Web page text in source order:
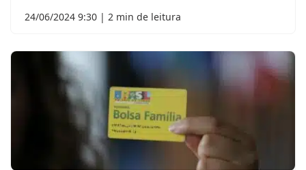
24/06/2024 9:30 | 2 min de leitura